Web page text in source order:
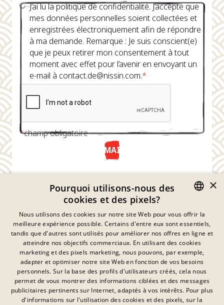
J’ai lu la politique de confidentialité. J’accepte que
mes données personnelles soient collectées et
enregistrées électroniquement afin de répondre
à ma demande. Remarque : Je suis conscient(e)
que je peux retirer mon consentement à tout
moment avec effet pour l’avenir en envoyant un
e-mail à contact.de@nissin.com.*
*champ obligatoire
ENVOYER MAINTENANT
Déclaration De Confidentialité
Empreinte
Mentions Légales
Contact
GERMAN
FRENCH
DANISH
SWEDISH
HUNGARIAN
×
Pourquoi utilisons-nous des
cookies et des pixels?
Nous utilisons des cookies sur notre site Web pour vous offrir la
meilleure expérience possible. Certains d'entre eux sont essentiels,
tandis que d'autres sont utilisés pour améliorer nos offres en ligne et
atteindre nos objectifs commerciaux. En utilisant des cookies
marketing et des pixels marketing, nous pouvons, par exemple,
adapter et optimiser notre site Web en fonction de vos besoins
personnels. Sur la base des profils d'utilisateurs créés, cela nous
permet de vous montrer des informations ciblées et des messages
publicitaires pertinents sur Internet, adaptés à vos intérêts. Pour plus
d'informations sur l'utilisation des cookies et des pixels, sur la